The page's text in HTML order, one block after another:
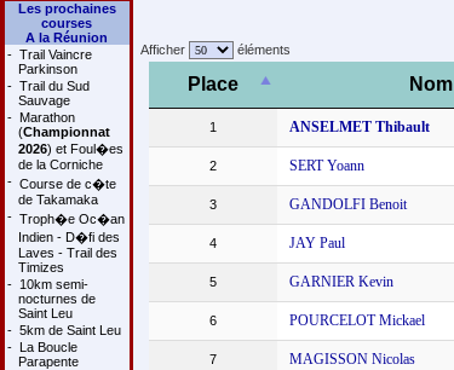
Les prochaines
courses
A la Réunion
- Trail Vaincre
Parkinson
- Trail du Sud
Sauvage
- Marathon
(Championnat
2026) et Foul�es
de la Corniche
- Course de c�te
de Takamaka
- Troph�e Oc�an
Indien - D�fi des
Laves - Trail des
Timizes
- 10km semi-
nocturnes de
Saint Leu
- 5km de Saint Leu
- La Boucle
Parapente
Afficher éléments
Place Nom
1 ANSELMET Thibault
2 SERT Yoann
3 GANDOLFI Benoit
4 JAY Paul
5 GARNIER Kevin
6 POURCELOT Mickael
7 MAGISSON Nicolas